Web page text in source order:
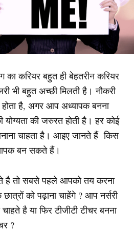
करियर बहुत ही बेहतरीन करियर
भी बहुत अच्छी मिलती है। नौकरी
होता है, अगर आप अध्यापक बनना
योग्यता की जरुरत होती है। हर कोई
चाहता है। आइए जानते हैं किस
बन सकते हैं।
है तो सबसे पहले आपको तय करना
को पढ़ाना चाहेंगे ? आप नर्सरी
है या फिर टीजीटी टीचर बनना
?